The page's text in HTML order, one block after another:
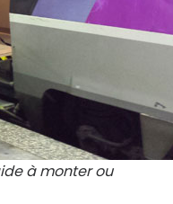
à monter ou